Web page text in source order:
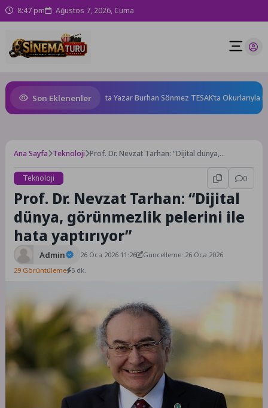
8:47 pm Ağustos 7, 2026, Cuma
Son Eklenenler
başlıyor! Usta Yazar Burhan Sönmez TESAK’ta Okurlarıyla
Ana Sayfa Teknoloji Prof. Dr. Nevzat Tarhan: “Dijital dünya,
Teknoloji
0
Prof. Dr. Nevzat Tarhan: “Dijital
dünya, görünmezlik pelerini ile
hata yaptırıyor”
Admin 26 Oca 2026 11:26
Güncelleme: 26 Oca 2026
29 Görüntüleme 5 dk.